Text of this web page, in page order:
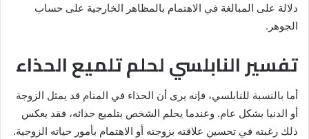
دلالة على المبالغة في الاهتمام بالمظاهر الخارجية على حساب
الجوهر.
تفسير النابلسي لحلم تلميع الحذاء
أما بالنسبة للنابلسي، فإنه يرى أن الحذاء في المنام قد يمثل الزوجة
أو الدنيا بشكل عام. وعندما يحلم الشخص بتلميع حذائه، فقد يعكس
ذلك رغبته في تحسين علاقته بزوجته أو الاهتمام بأمور حياته الزوجية.